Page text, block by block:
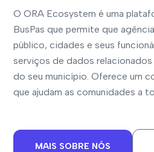
O ORA Ecosystem é uma
BusPas que permite que
público, cidades e seus
serviços de dados
do seu município. Oferece um
que ajudam as comunidades a
MAIS SOBRE NÓS